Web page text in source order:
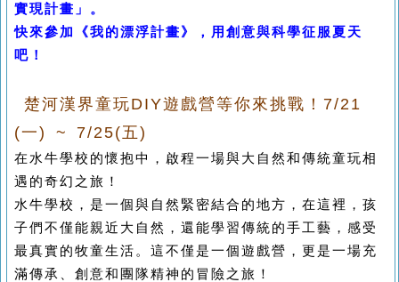
實現計畫」。
快來參加《我的漂浮計畫》，用創意與科學征服夏天
吧！
楚河漢界童玩DIY遊戲營等你來挑戰！7/21
(一) ~ 7/25(五)
在水牛學校的懷抱中，啟程一場與大自然和傳統童玩相
遇的奇幻之旅！
水牛學校，是一個與自然緊密結合的地方，在這裡，孩
子們不僅能親近大自然，還能學習傳統的手工藝，感受
最真實的牧童生活。這不僅是一個遊戲營，更是一場充
滿傳承、創意和團隊精神的冒險之旅！